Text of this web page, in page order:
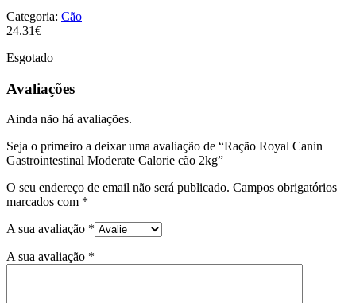
Categoria: Cão
24.31€
Esgotado
Avaliações
Ainda não há avaliações.
Seja o primeiro a deixar uma avaliação de “Ração Royal Canin
Gastrointestinal Moderate Calorie cão 2kg”
O seu endereço de email não será publicado. Campos obrigatórios
marcados com *
A sua avaliação *
A sua avaliação *